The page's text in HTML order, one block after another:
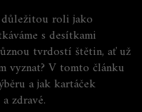
důležitou roli jako
s desítkami
tvrdostí štětin, ať už
vyznat? V tomto článku
a jak kartáček
zdravé.